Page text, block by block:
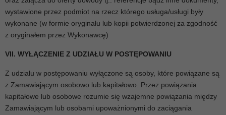
wystawione przez podmiot na rzecz którego usługa/usługi były
wykonane (w formie oryginału lub kopii potwierdzonej za zgodność
z oryginałem przez Wykonawcę)
VII. WYŁĄCZENIE Z UDZIAŁU W POSTĘPOWANIU
Z udziału w postępowaniu wyłączone są osoby, które powiązane są
z Zamawiającym osobowo lub kapitałowo. Przez powiązania
kapitałowe lub osobowe rozumie się wzajemne powiązania między
Zamawiającym lub osobami upoważnionymi do zaciągania